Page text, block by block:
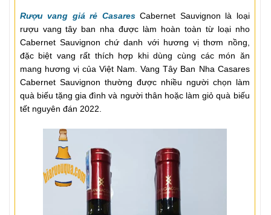
Rượu vang giá rẻ CasaresCabernet Sauvignon là loại
rượu vang tây ban nha được làm hoàn toàn từ loại nho
Cabernet Sauvignon chứ danh với hương vị thơm nồng,
đặc biệt vang rất thích hợp khi dùng cùng các món ăn
mang hương vị của Việt Nam. Vang Tây Ban Nha Casares
Cabernet Sauvignon thường được nhiều người chọn làm
quà biếu tặng gia đình và người thân hoặc làm giỏ quà biếu
tết nguyên đán 2022.